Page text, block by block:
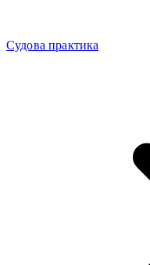
Судова практика